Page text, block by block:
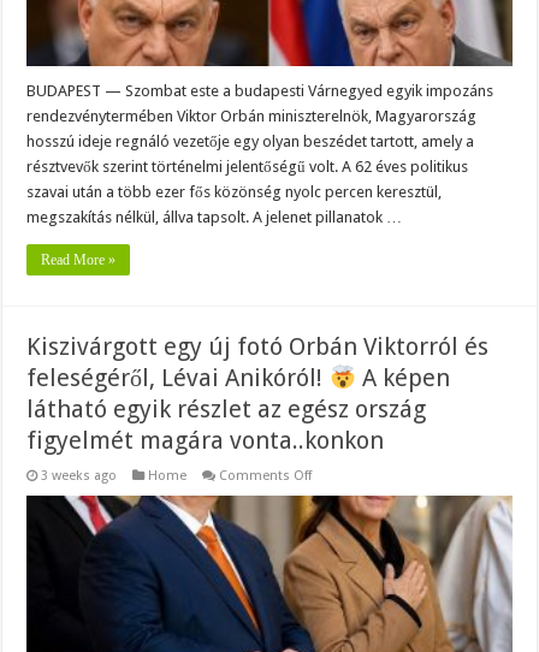
közéletet!..konkon
BUDAPEST — Szombat este a budapesti Várnegyed egyik impozáns
rendezvénytermében Viktor Orbán miniszterelnök, Magyarország
hosszú ideje regnáló vezetője egy olyan beszédet tartott, amely a
résztvevők szerint történelmi jelentőségű volt. A 62 éves politikus
szavai után a több ezer fős közönség nyolc percen keresztül,
megszakítás nélkül, állva tapsolt. A jelenet pillanatok …
Read More »
Kiszivárgott egy új fotó Orbán Viktorról és
feleségéről, Lévai Anikóról!
A képen
látható egyik részlet az egész ország
figyelmét magára vonta..konkon
3 weeks ago Home Comments Offon
egy
új
fotó
Orbán
Viktorról
és
feleségéről,
Lévai
Anikóról!